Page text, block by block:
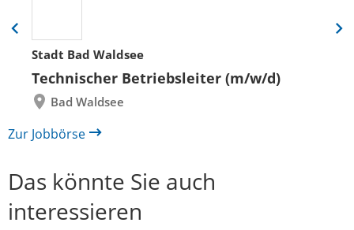
Stadt Bad Waldsee
Technischer Betriebsleiter (m/w/d)
Bad Waldsee
Folie
zurück
Eine
Zur Jobbörse
Das könnte Sie auch
interessieren